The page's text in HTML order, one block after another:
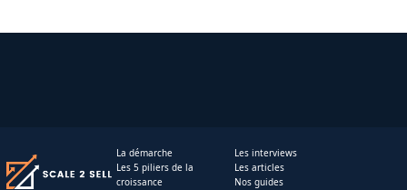
La démarche
Les 5 piliers de la
croissance
Les interviews
Les articles
Nos guides